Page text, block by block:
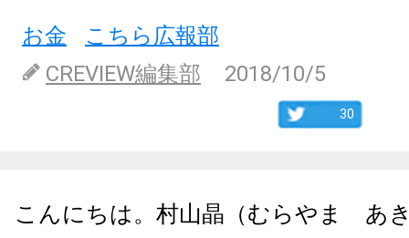
お金
こちら広報部
CREVIEW編集部
2018/10/5
30
こんにちは。村山晶（むらやま あ